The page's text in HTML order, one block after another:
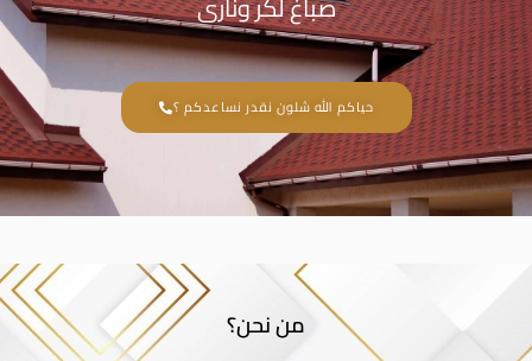
حياكم الله شلون نقدر نساعدكم ؟
من نحن؟